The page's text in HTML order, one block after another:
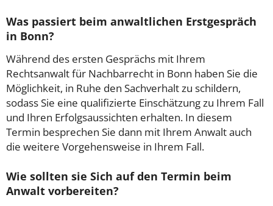
Was passiert beim anwaltlichen Erstgespräch
in Bonn?
Während des ersten Gesprächs mit Ihrem
Rechtsanwalt für Nachbarrecht in Bonn haben Sie die
Möglichkeit, in Ruhe den Sachverhalt zu schildern,
sodass Sie eine qualifizierte Einschätzung zu Ihrem Fall
und Ihren Erfolgsaussichten erhalten. In diesem
Termin besprechen Sie dann mit Ihrem Anwalt auch
die weitere Vorgehensweise in Ihrem Fall.
Wie sollten sie Sich auf den Termin beim
Anwalt vorbereiten?